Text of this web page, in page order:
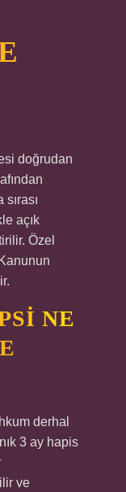
doğrudan
açık
Özel
NE
derhal
3 ay hapis
ve